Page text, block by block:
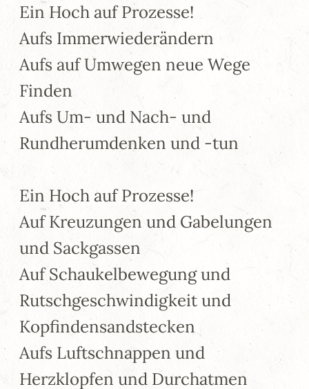
Ein Hoch auf Prozesse!
Aufs Immerwiederändern
Aufs auf Umwegen neue Wege
Finden
Aufs Um- und Nach- und
Rundherumdenken und -tun
Ein Hoch auf Prozesse!
Auf Kreuzungen und Gabelungen
und Sackgassen
Auf Schaukelbewegung und
Rutschgeschwindigkeit und
Kopfindensandstecken
Aufs Luftschnappen und
Herzklopfen und Durchatmen